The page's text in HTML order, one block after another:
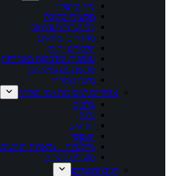
נייר ומוצריו
מכשירי כתיבה
כלי שרטוט וחיתוך
מחדדים ומחקים
קלסרים ותיוק
עטיפות ומדבקות משרדיות
מחשבונים ומילוניות
מיכון משרדי
אביזרים למסיבות וימי הולדת
בלונים
נרות
זיקוקים
קונפטי
גרילנדות – מוארות וסרטים
מוצרים זוהרים
חגים ומועדים